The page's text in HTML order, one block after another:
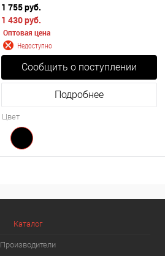
1 755 руб.
1 430 руб.
Оптовая цена
Недоступно
Сообщить о поступлении
Подробнее
Цвет
Каталог
Производители